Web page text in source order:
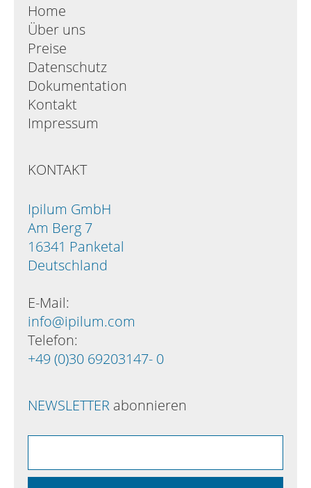
Home
Über uns
Preise
Datenschutz
Dokumentation
Kontakt
Impressum
KONTAKT
Ipilum GmbH
Am Berg 7
16341 Panketal
Deutschland
E-Mail:
info@ipilum.com
Telefon:
+49 (0)30 69203147- 0
NEWSLETTER abonnieren